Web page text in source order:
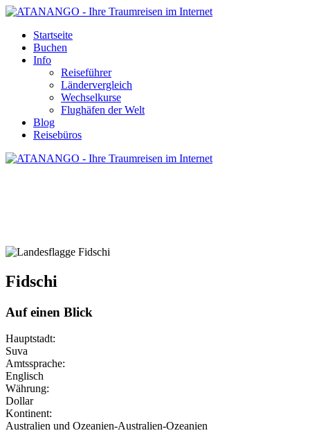
Startseite
Buchen
Info
Reiseführer
Ländervergleich
Wechselkurse
Flughäfen der Welt
Blog
Reisebüros
Fidschi
Auf einen Blick
Hauptstadt:
Suva
Amtssprache:
Englisch
Währung:
Dollar
Kontinent:
Australien und Ozeanien-Australien-Ozeanien